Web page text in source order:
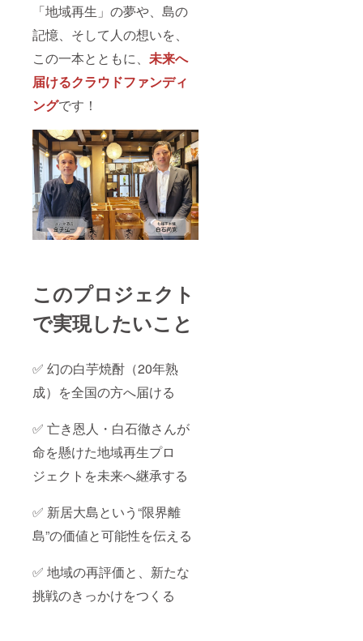
「地域再生」の夢や、島の
記憶、そして人の想いを、
この一本とともに、 未来へ
届けるクラウドファンディ
ングです！
このプロジェクト
で実現したいこと
✅️ 幻の白芋焼酎（20年熟
成）を全国の方へ届ける
✅️ 亡き恩人・白石徹さんが
命を懸けた地域再生プロ
ジェクトを未来へ継承する
✅️ 新居大島という“限界離
島”の価値と可能性を伝える
✅️ 地域の再評価と、新たな
挑戦のきっかけをつくる